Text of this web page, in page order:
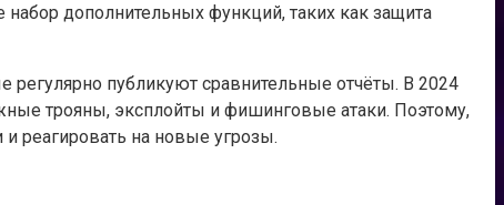
дополнительных функций, таких как защита
публикуют сравнительные отчёты. В 2024
трояны, эксплойты и фишинговые атаки. Поэтому,
реагировать на новые угрозы.